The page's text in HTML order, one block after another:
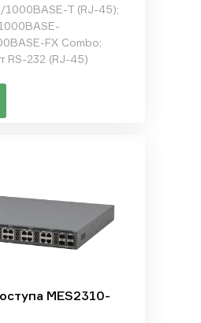
T (RJ-45);
FX Combo;
RS-232 (RJ-45)
MES2310-